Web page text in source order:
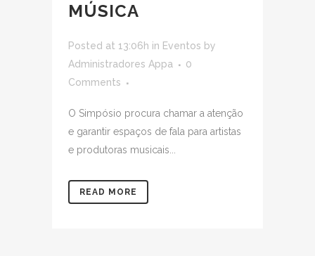
MÚSICA
Posted at 13:06h in Eventos by
Administradores Appa
0
Comments
O Simpósio procura chamar a atenção
e garantir espaços de fala para artistas
e produtoras musicais...
READ MORE